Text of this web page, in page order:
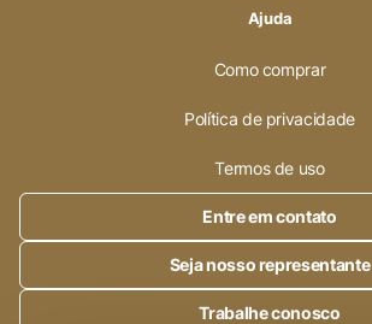
Ajuda
Como comprar
Política de privacidade
Termos de uso
Entre em contato
Seja nosso representante
Trabalhe conosco